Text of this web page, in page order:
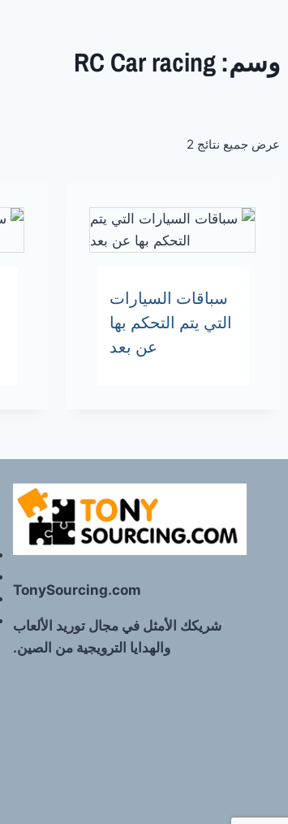
وسم: RC Car racing
عرض جميع نتائج 2
سباقات السيارات
التي يتم التحكم بها
عن بعد
TonySourcing.com
شريكك الأمثل في مجال توريد الألعاب
والهدايا الترويجية من الصين.